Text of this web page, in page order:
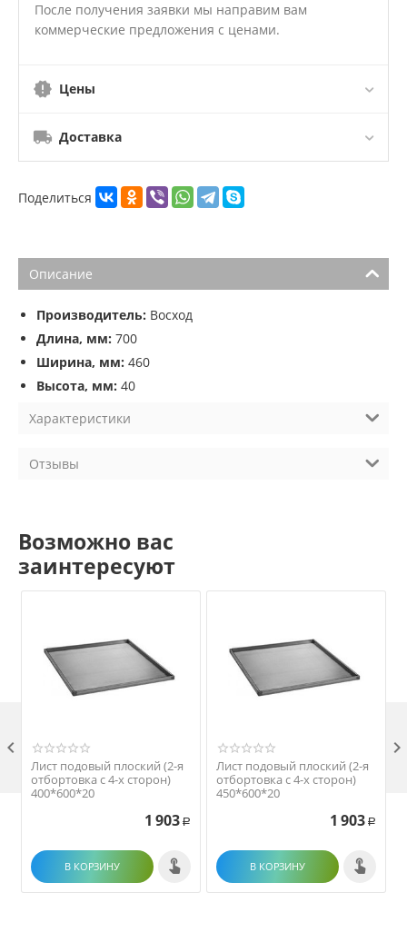
После получения заявки мы направим вам
коммерческие предложения с ценами.
Цены
Доставка
Поделиться
Описание
Производитель: Восход
Длина, мм: 700
Ширина, мм: 460
Высота, мм: 40
Характеристики
Отзывы
Возможно вас
заинтересуют
Лист подовый плоский (2-я
отбортовка с 4-х сторон)
400*600*20
1 903 Р
В КОРЗИНУ
Лист подовый плоский (2-я
отбортовка с 4-х сторон)
450*600*20
1 903 Р
В КОРЗИНУ
 